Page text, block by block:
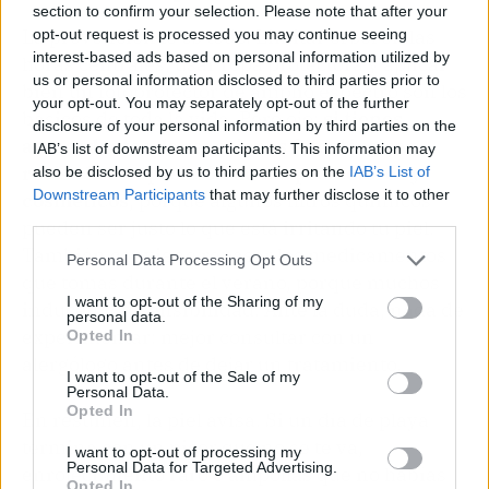
section to confirm your selection. Please note that after your
opt-out request is processed you may continue seeing
interest-based ads based on personal information utilized by
us or personal information disclosed to third parties prior to
your opt-out. You may separately opt-out of the further
disclosure of your personal information by third parties on the
IAB’s list of downstream participants. This information may
also be disclosed by us to third parties on the IAB’s List of
Downstream Participants that may further disclose it to other
Personal Data Processing Opt Outs
I want to opt-out of the Sharing of my
personal data.
Opted In
I want to opt-out of the Sale of my
Personal Data.
Opted In
I want to opt-out of processing my
Personal Data for Targeted Advertising.
Opted In
La prevención lo es todo. Limitar el sol en las
horas centrales, usar ropa protectora y aplicar
bien un fotoprotector de amplio espectro son los
básicos de toda la vida. Pero ojo:si tienes
antecedentes de reacciones fotoalérgicas,
revisa la composición de tus protectores y
cosméticos, porque algunos filtros químicos
pueden ser justo lo que está irritando tu piel.
También conviene repasar los medicamentos
inducen fotosensibilidad. Ante la duda, nada de
experimentar: mejor consultar con un
En resumen, la piel avisa. Si un día de playa
termina con un picor que no se te va,
enrojecimiento raro o ampollas que no habías